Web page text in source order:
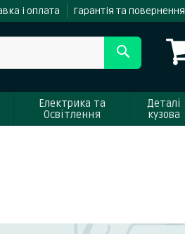
і оплата Гарантія та повернення
Електрика та
Освітлення
Деталі
кузова